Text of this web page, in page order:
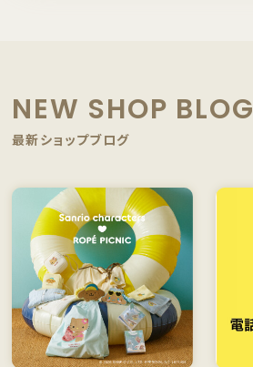
NEW SHOP BLOG
最新ショップブログ